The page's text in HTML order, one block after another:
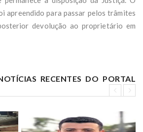
apreendido para passar pelos trâmites
devolução ao proprietário em
RECENTES DO PORTAL